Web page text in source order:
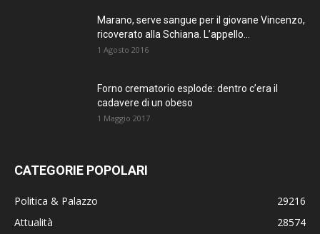
Marano, serve sangue per il giovane Vincenzo,
ricoverato alla Schiana. L’appello...
1 Agosto 2016
Forno crematorio esplode: dentro c’era il
cadavere di un obeso
1 Maggio 2017
CATEGORIE POPOLARI
Politica & Palazzo
29216
Attualità
28574